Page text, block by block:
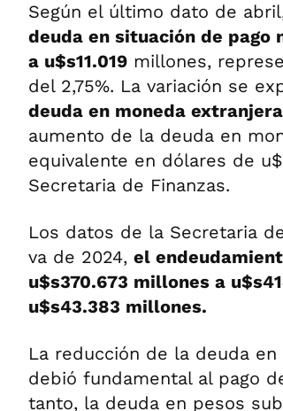
Según el último dato de
deuda en situación de pago
a u$s11.019 millones,
del 2,75%. La variación se
deuda en moneda extranjera
aumento de la deuda en
equivalente en dólares de
Secretaria de Finanzas.
Los datos de la Secretaria
va de 2024, el
u$s370.673 millones a
u$s43.383 millones.
La reducción de la deuda
debió fundamental al pago
tanto, la deuda en pesos